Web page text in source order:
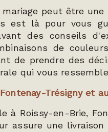
peut être une
est là pour vous
des conseils
de
de prendre des
qui vous
Trésigny et
à Roissy-en-Brie,
assure une livraison